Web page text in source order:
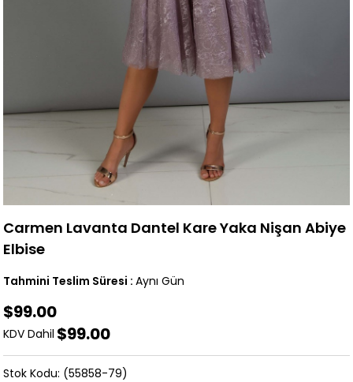
Carmen Lavanta Dantel Kare Yaka Nişan Abiye
Elbise
Tahmini Teslim Süresi : Aynı Gün
$99.00
KDV Dahil $99.00
(55858-79)